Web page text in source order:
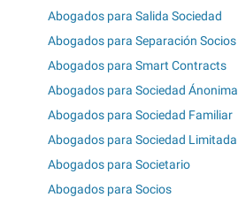
Abogados para Salida Sociedad
Abogados para Separación Socios
Abogados para Smart Contracts
Abogados para Sociedad Ánonima
Abogados para Sociedad Familiar
Abogados para Sociedad Limitada
Abogados para Societario
Abogados para Socios